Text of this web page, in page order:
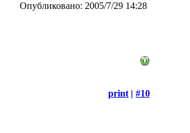
Опубликовано: 2005/7/29 14:28
print | #10